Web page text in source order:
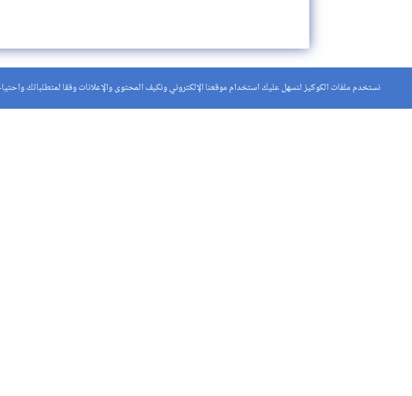
نستخدم ملفات الكوكيز لنسهل عليك استخدام موقعنا الإلكتروني ونكيف المحتوى والإعلانات وفقا لمتطلباتك